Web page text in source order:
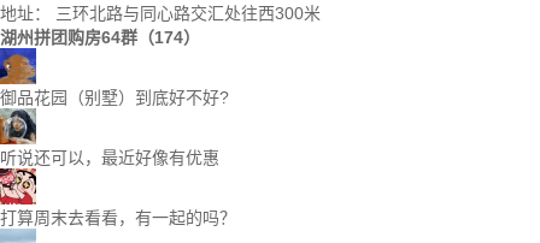
地址：
三环北路与同心路交汇处往西300米
湖州拼团购房64群（174）
御品花园（别墅）到底好不好?
听说还可以，最近好像有优惠
打算周末去看看，有一起的吗？